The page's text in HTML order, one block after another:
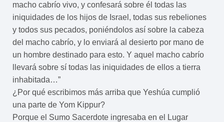
macho cabrío vivo, y confesará sobre él todas las
iniquidades de los hijos de Israel, todas sus rebeliones
y todos sus pecados, poniéndolos así sobre la cabeza
del macho cabrío, y lo enviará al desierto por mano de
un hombre destinado para esto. Y aquel macho cabrío
llevará sobre sí todas las iniquidades de ellos a tierra
inhabitada…”
¿Por qué escribimos más arriba que Yeshúa cumplió
una parte de Yom Kippur?
Porque el Sumo Sacerdote ingresaba en el Lugar